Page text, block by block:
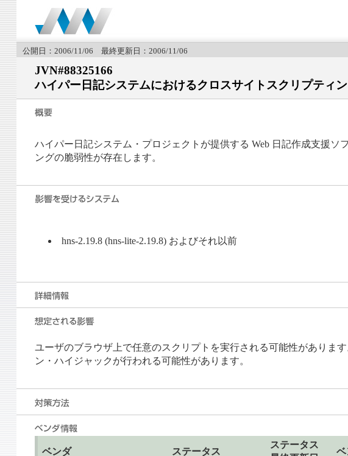
公開日：2006/11/06 最終更新日：2006/11/06
JVN#88325166
ハイパー日記システムにおけるクロスサイトスクリプティ
ハイパー日記システム・プロジェクトが提供する Web 日記作成支援
ングの脆弱性が存在します。
hns-2.19.8 (hns-lite-2.19.8) およびそれ以前
ユーザのブラウザ上で任意のスクリプトを実行される可能性がありま
ン・ハイジャックが行われる可能性があります。
ベンダ ステータス
ステータス
ベ